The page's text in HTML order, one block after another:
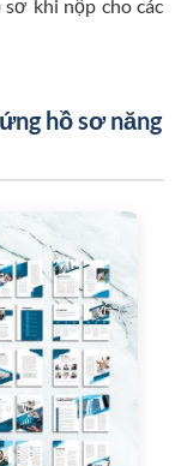
khi nộp cho các
hồ sơ năng